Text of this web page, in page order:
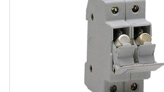
geral@luxivo.pt